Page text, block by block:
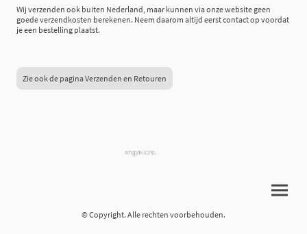
Wij verzenden ook buiten Nederland, maar kunnen via onze website geen
goede verzendkosten berekenen. Neem daarom altijd eerst contact op voordat
je een bestelling plaatst.
Zie ook de pagina Verzenden en Retouren
© Copyright. Alle rechten voorbehouden.